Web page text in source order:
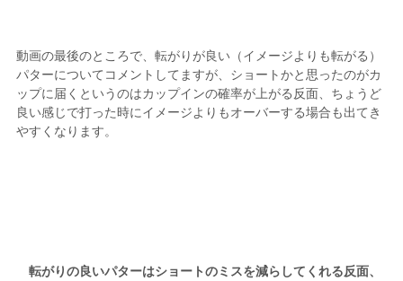
動画の最後のところで、転がりが良い（イメージよりも転がる）
パターについてコメントしてますが、ショートかと思ったのがカ
ップに届くというのはカップインの確率が上がる反面、ちょうど
良い感じで打った時にイメージよりもオーバーする場合も出てき
やすくなります。
転がりの良いパターはショートのミスを減らしてくれる反面、